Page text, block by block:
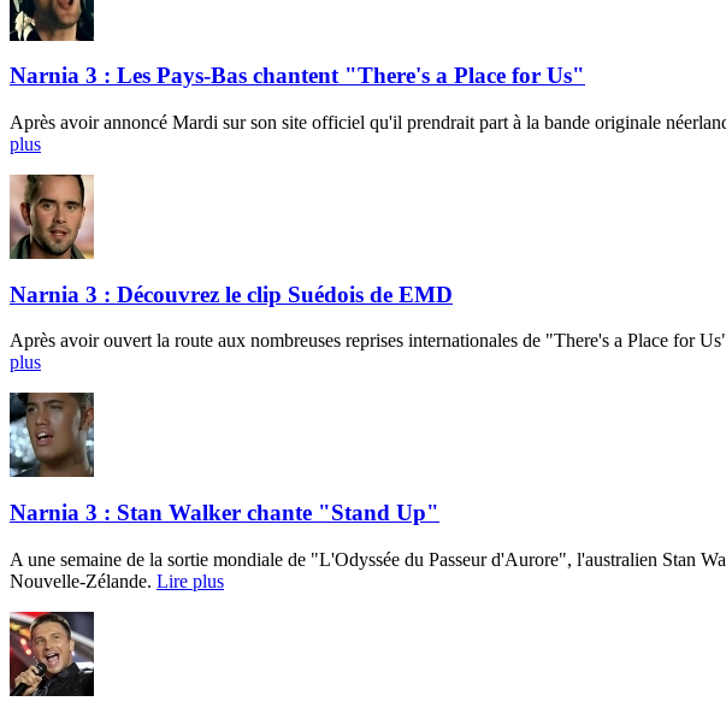
Narnia 3 : Les Pays-Bas chantent "There's a Place for Us"
Après avoir annoncé Mardi sur son site officiel qu'il prendrait part à la bande originale
plus
Narnia 3 : Découvrez le clip Suédois de EMD
Après avoir ouvert la route aux nombreuses reprises internationales de "There's a Place for
plus
Narnia 3 : Stan Walker chante "Stand Up"
A une semaine de la sortie mondiale de "L'Odyssée du Passeur d'Aurore", l'australien Stan
Nouvelle-Zélande. Lire plus